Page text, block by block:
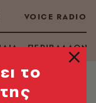
VOICE RADIO
ΠΕΡΙΒΑΛΛΟΝ
το